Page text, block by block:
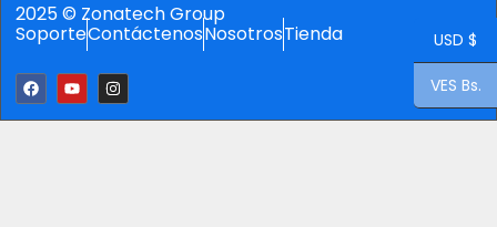
2025 © Zonatech Group
SoporteContáctenosNosotrosTienda USD $
VES Bs.